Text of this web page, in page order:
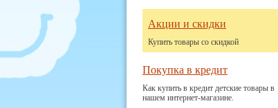
Акции и скидки
Купить товары со скидкой
Покупка в кредит
Как купить в кредит детские товары в
нашем интернет-магазине.